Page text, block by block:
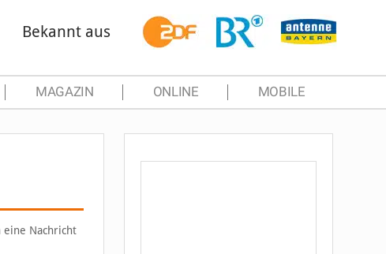
Bekannt aus
MAGAZIN ONLINE MOBILE
eine Nachricht